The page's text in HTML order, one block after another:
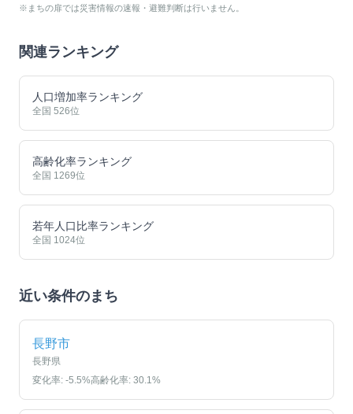
※まちの扉では災害情報の速報・避難判断は行いません。
関連ランキング
人口増加率ランキング
全国 526位
高齢化率ランキング
全国 1269位
若年人口比率ランキング
全国 1024位
近い条件のまち
長野市
長野県
変化率: -5.5%高齢化率: 30.1%